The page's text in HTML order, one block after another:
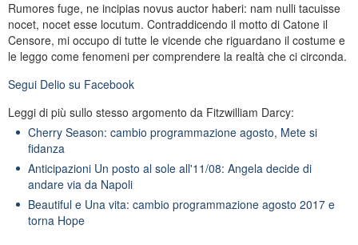
Rumores fuge, ne incipias novus auctor haberi: nam nulli tacuisse
nocet, nocet esse locutum. Contraddicendo il motto di Catone il
Censore, mi occupo di tutte le vicende che riguardano il costume e
le leggo come fenomeni per comprendere la realtà che ci circonda.
Segui Delio su Facebook
Leggi di più sullo stesso argomento da Fitzwilliam Darcy:
Cherry Season: cambio programmazione agosto, Mete si
fidanza
Anticipazioni Un posto al sole all'11/08: Angela decide di
andare via da Napoli
Beautiful e Una vita: cambio programmazione agosto 2017 e
torna Hope